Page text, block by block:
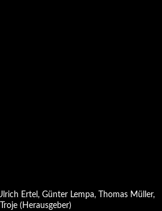
Ertel, Günter Lempa, Thomas Müller,
(Herausgeber)